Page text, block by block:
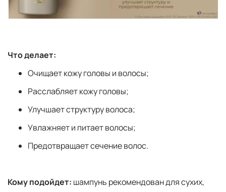
Что делает:
Очищает кожу головы и волосы;
Расслабляет кожу головы;
Улучшает структуру волоса;
Увлажняет и питает волосы;
Предотвращает сечение волос.
Кому подойдет: шампунь рекомендован для сухих,